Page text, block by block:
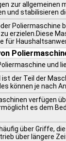
zur
und stabilisieren
erzielen.Diese
für
und
ist der Teil der
können je nach
verfügen
es dem
über Griffe,
über längere